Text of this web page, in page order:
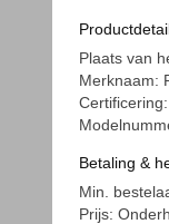
Plaats van
Merknaam:
Betaling &
Min.
Prijs: